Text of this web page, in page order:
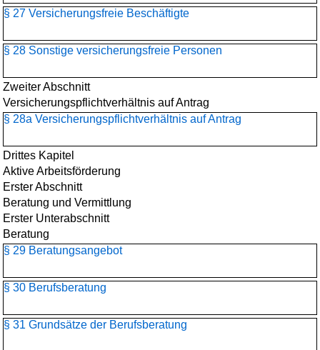
§ 27 Versicherungsfreie Beschäftigte
§ 28 Sonstige versicherungsfreie Personen
Zweiter Abschnitt
Versicherungspflichtverhältnis auf Antrag
§ 28a Versicherungspflichtverhältnis auf Antrag
Drittes Kapitel
Aktive Arbeitsförderung
Erster Abschnitt
Beratung und Vermittlung
Erster Unterabschnitt
Beratung
§ 29 Beratungsangebot
§ 30 Berufsberatung
§ 31 Grundsätze der Berufsberatung